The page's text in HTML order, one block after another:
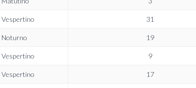
Vespertino 31
Noturno 19
Vespertino 9
Vespertino 17